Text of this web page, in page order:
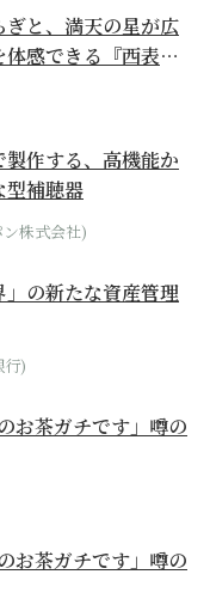
と、満天の星が広
感できる『西表島
作する、高機能か
型補聴器
株式会社)
」の新たな資産管理
行)
お茶ガチです」噂の
お茶ガチです」噂の